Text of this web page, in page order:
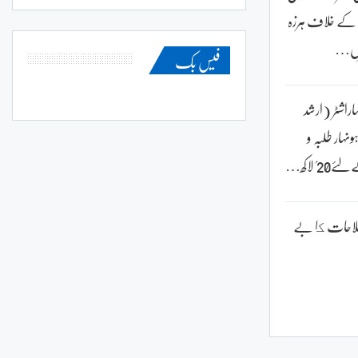
فیس بک
خلاف ہرزہ
(ارشد
طلبہ و
لاکھ…
كا بے